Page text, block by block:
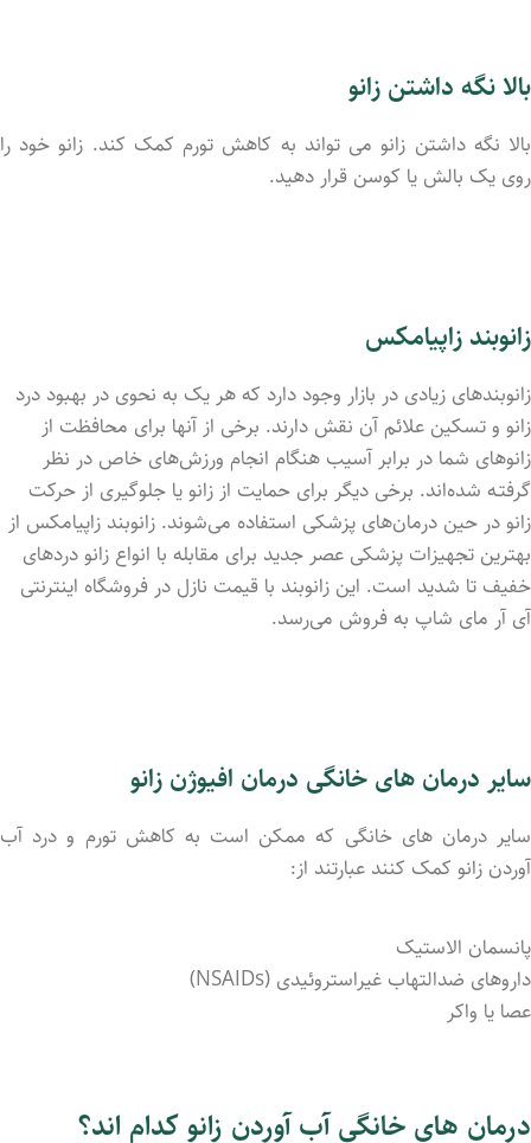
بالا نگه داشتن زانو
بالا نگه داشتن زانو می ‌تواند به کاهش تورم کمک کند. زانو خود را
روی یک بالش یا کوسن قرار دهید.
زانوبند زاپیامکس
زانوبندهای زیادی در بازار وجود دارد که هر یک به نحوی در بهبود درد
زانو و تسکین علائم آن نقش دارند. برخی از آنها برای محافظت از
زانوهای شما در برابر آسیب هنگام انجام ورزش‌های خاص در نظر
گرفتـه شده‌اند. برخی دیگر برای حمایت از زانو یا جلوگیری از حرکت
زانو در حین درمان‌های پزشکی استفاده می‌شوند. زانوبند زاپیامکس از
بهترین تجهیزات پزشکی عصر جدید برای مقابله با انواع زانو دردهای
خفیف تا شدید است. این زانوبند با قیمت نازل در فروشگاه اینترنتی
آی آر مای شاپ به فروش می‌رسد.
سایر درمان‌ های خانگی درمان افیوژن زانو
سایر درمان‌ های خانگی که ممکن است به کاهش تورم و درد آب
آوردن زانو کمک کنند عبارتند از:
پانسمان الاستیک
داروهای ضدالتهاب غیراستروئیدی (NSAIDs)
عصا یا واکر
درمان های خانگی آب آوردن زانو کدام اند؟